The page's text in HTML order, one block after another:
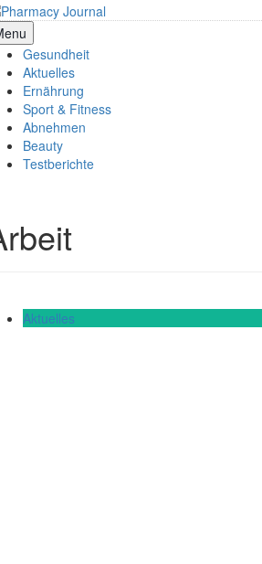
Skip
to
content
Journal
Gesundheit
Aktuelles
Ernährung
Sport & Fitness
Abnehmen
Beauty
Testberichte
Aktuelles